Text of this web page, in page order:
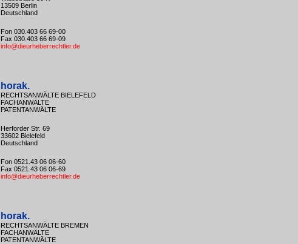
13509 Berlin
Deutschland
Fon 030.403 66 69-00
Fax 030.403 66 69-09
info@dieurheberrechtler.de
horak.
RECHTSANWÄLTE BIELEFELD
FACHANWÄLTE
PATENTANWÄLTE
Herforder Str. 69
33602 Bielefeld
Deutschland
Fon 0521.43 06 06-60
Fax 0521.43 06 06-69
info@dieurheberrechtler.de
horak.
RECHTSANWÄLTE BREMEN
FACHANWÄLTE
PATENTANWÄLTE